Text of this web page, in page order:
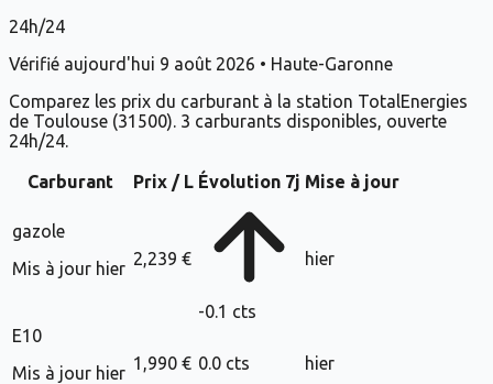
24h/24
Vérifié aujourd'hui 9 août 2026 • Haute-Garonne
Comparez les prix du carburant à la station TotalEnergies
de Toulouse (31500). 3 carburants disponibles, ouverte
24h/24.
Carburant Prix / L Évolution 7j Mise à jour
gazole
Mis à jour hier 2,239 €
-0.1 cts
hier
E10
Mis à jour hier 1,990 € 0.0 cts hier